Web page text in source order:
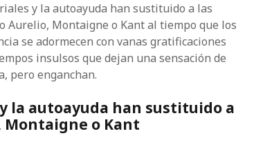
y la autoayuda han sustituido a las
Aurelio, Montaigne o Kant al tiempo que los
se adormecen con vanas gratificaciones
insulsos que dejan una sensación de
pero enganchan.
la autoayuda han sustituido a
Montaigne o Kant